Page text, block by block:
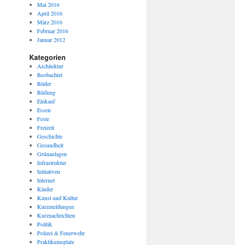
Mai 2016
April 2016
März 2016
Februar 2016
Januar 2012
Kategorien
Architektur
Beobachtet
Bilder
Bildung
Einkauf
Essen
Feste
Freizeit
Geschichte
Gesundheit
Grünanlagen
Infrastruktur
Initiativen
Internet
Kinder
Kunst und Kultur
Kurzmeldungen
Kurznachrichten
Politik
Polizei & Feuerwehr
Praktikumsplatz